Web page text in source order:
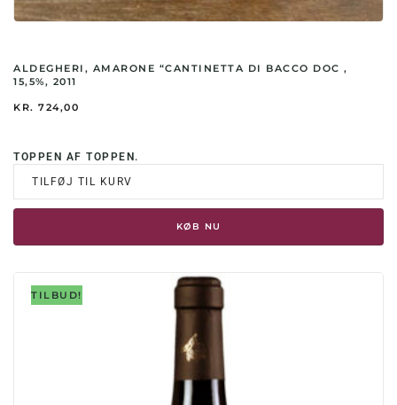
ALDEGHERI, AMARONE “CANTINETTA DI BACCO DOC ,
15,5%, 2011
KR. 724,00
TOPPEN AF TOPPEN.
TILFØJ TIL KURV
KØB NU
TILBUD!